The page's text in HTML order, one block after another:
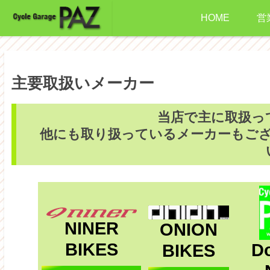
HOME 営
主要取扱いメーカー
当店で主に取扱
他にも取り扱っているメーカーもご
NINER
BIKES
ONION
BIKES